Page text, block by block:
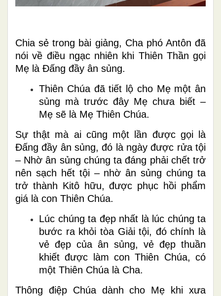
Chia sẻ trong bài giảng, Cha phó Antôn đã
nói về điều ngạc nhiên khi Thiên Thần gọi
Mẹ là Đấng đầy ân sủng.
Thiên Chúa đã tiết lộ cho Mẹ một ân
sủng mà trước đây Mẹ chưa biết –
Mẹ sẽ là Mẹ Thiên Chúa.
Sự thật mà ai cũng một lần được gọi là
Đấng đầy ân sủng, đó là ngày được rửa tội
– Nhờ ân sủng chúng ta đáng phải chết trở
nên sạch hết tội – nhờ ân sủng chúng ta
trở thành Kitô hữu, được phục hồi phẩm
giá là con Thiên Chúa.
Lúc chúng ta đẹp nhất là lúc chúng ta
bước ra khỏi tòa Giải tội, đó chính là
vẻ đẹp của ân sủng, vẻ đẹp thuần
khiết được làm con Thiên Chúa, có
một Thiên Chúa là Cha.
Thông điệp Chúa dành cho Mẹ khi xưa